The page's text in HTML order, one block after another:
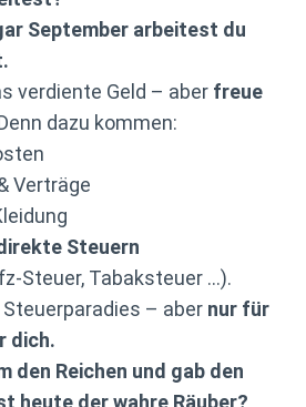
September arbeitest du
verdiente Geld – aber freue
dazu kommen:
Verträge
Steuern
Steuer, Tabaksteuer …).
– aber nur für
dich.
den Reichen und gab den